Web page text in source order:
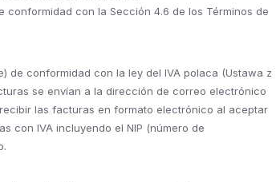
con la Sección 4.6 de los Términos de
de conformidad con la ley del IVA polaca (Ustawa z
se envían a la dirección de correo electrónico
las facturas en formato electrónico al aceptar
con IVA incluyendo el NIP (número de